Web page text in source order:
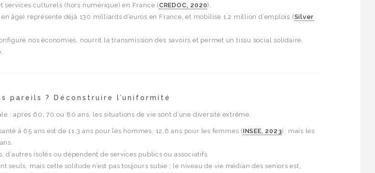
services culturels (hors numérique) en France (CREDOC, 2020).
âge) représente déjà 130 milliards d’euros en France, et mobilise 1,2 million d’emplois (Silver
nos économies, nourrit la transmission des savoirs et permet un tissu social solidaire,
pareils ? Déconstruire l’uniformité
: après 60, 70 ou 80 ans, les situations de vie sont d’une diversité extrême.
à 65 ans est de 11,3 ans pour les hommes, 12,6 ans pour les femmes (INSEE, 2023), mais les
d’autres isolés ou dépendent de services publics ou associatifs.
seuls, mais cette solitude n’est pas toujours subie ; le niveau de vie médian des seniors est,